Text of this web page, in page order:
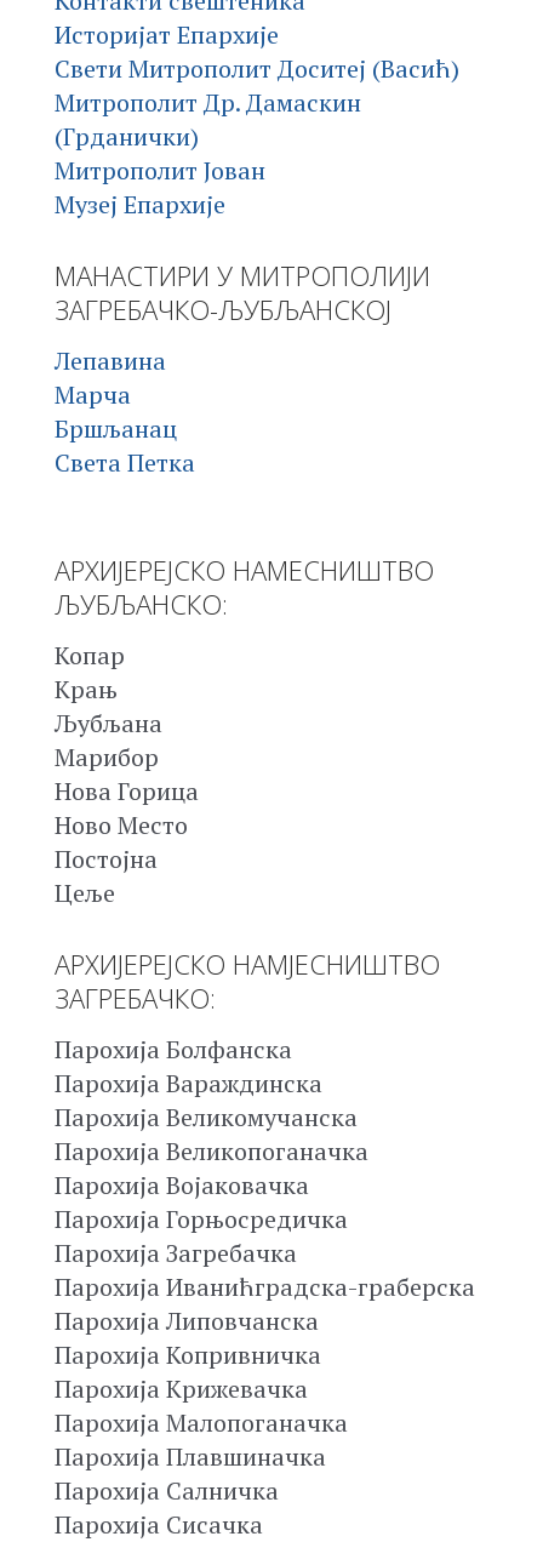
Историјат Епархије
Свети Митрополит Доситеј (Васић)
Митрополит Др. Дамаскин
(Грданички)
Митрополит Јован
Музеј Епархије
МАНАСТИРИ У МИТРОПОЛИЈИ
ЗАГРЕБАЧКО-ЉУБЉАНСКОЈ
Лепавина
Марча
Бршљанац
Света Петка
АРХИЈЕРЕЈСКО НАМЕСНИШТВО
ЉУБЉАНСКО:
Копар
Крањ
Љубљана
Марибор
Нова Горица
Ново Место
Постојна
Цеље
АРХИЈЕРЕЈСКО НАМЈЕСНИШТВО
ЗАГРЕБАЧКО:
Парохија Болфанска
Парохија Вараждинска
Парохија Великомучанска
Парохија Великопоганачка
Парохија Војаковачка
Парохија Горњосредичка
Парохија Загребачка
Парохија Иванићградска-граберска
Парохија Липовчанска
Парохија Копривничка
Парохија Крижевачка
Парохија Малопоганачка
Парохија Плавшиначка
Парохија Салничка
Парохија Сисачка